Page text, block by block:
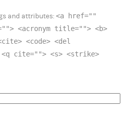
and attributes:<a href=""
<acronym title=""> <b>
<code> <del
<q cite=""> <s> <strike>